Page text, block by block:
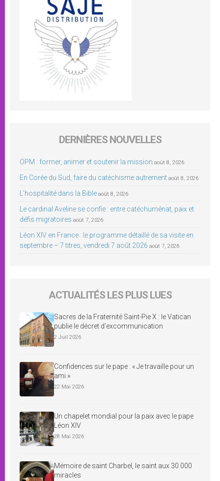
DERNIÈRES NOUVELLES
OPM : former, animer et soutenir la mission août 8, 2026
En Corée du Sud, faire du catéchisme autrement août 8, 2026
L’hospitalité dans la Bible août 8, 2026
Le cardinal Aveline se confie : entre catéchuménat, paix et
défis migratoires août 7, 2026
Léon XIV en France : le programme détaillé de sa visite en
septembre – 7 titres, vendredi 7 août 2026 août 7, 2026
ACTUALITÉS LES PLUS LUES
Sacres de la Fraternité Saint-Pie X : le Vatican
publie le décret d’excommunication
2 Juil 2026
Confidences sur le pape : « Je travaille pour un
ami »
22 Mai 2026
Un chapelet mondial pour la paix avec le pape
Léon XIV
28 Mai 2026
Mémoire de saint Charbel, le saint aux 30 000
miracles